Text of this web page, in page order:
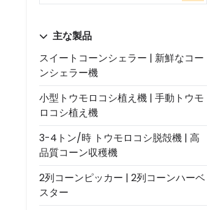
主な製品
スイートコーンシェラー | 新鮮なコー
ンシェラー機
小型トウモロコシ植え機 | 手動トウモ
ロコシ植え機
3-4トン/時 トウモロコシ脱殻機 | 高
品質コーン収穫機
2列コーンピッカー | 2列コーンハーベ
スター